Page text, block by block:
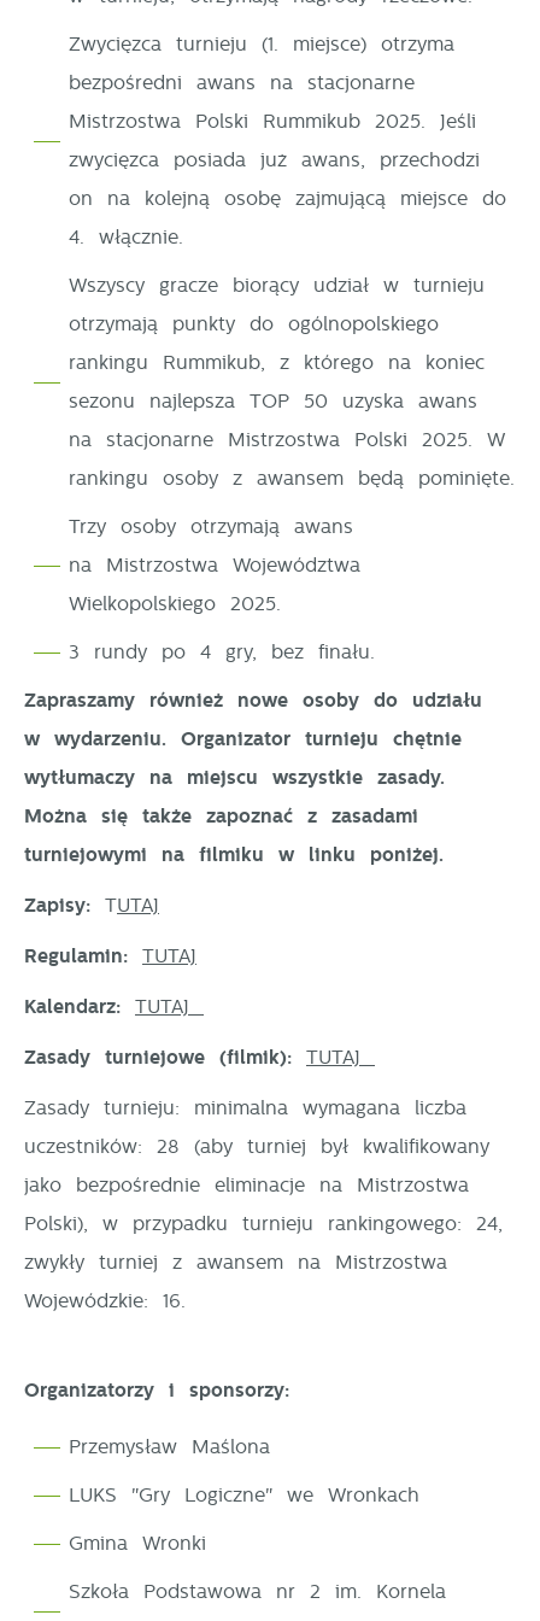
Zwycięzca turnieju (1. miejsce) otrzyma
bezpośredni awans na stacjonarne
Mistrzostwa Polski Rummikub 2025. Jeśli
zwycięzca posiada już awans, przechodzi
on na kolejną osobę zajmującą miejsce do
4. włącznie.
Wszyscy gracze biorący udział w turnieju
otrzymają punkty do ogólnopolskiego
rankingu Rummikub, z którego na koniec
sezonu najlepsza TOP 50 uzyska awans
na stacjonarne Mistrzostwa Polski 2025. W
rankingu osoby z awansem będą pominięte.
Trzy osoby otrzymają awans
na Mistrzostwa Województwa
Wielkopolskiego 2025.
3 rundy po 4 gry, bez finału.
Zapraszamy również nowe osoby do udziału
w wydarzeniu. Organizator turnieju chętnie
wytłumaczy na miejscu wszystkie zasady.
Można się także zapoznać z zasadami
turniejowymi na filmiku w linku poniżej.
Zapisy: TUTAJ
Regulamin: TUTAJ
Kalendarz: TUTAJ
Zasady turniejowe (filmik): TUTAJ
Zasady turnieju: minimalna wymagana liczba
uczestników: 28 (aby turniej był kwalifikowany
jako bezpośrednie eliminacje na Mistrzostwa
Polski), w przypadku turnieju rankingowego: 24,
zwykły turniej z awansem na Mistrzostwa
Wojewódzkie: 16.
Organizatorzy i sponsorzy:
Przemysław Maślona
LUKS "Gry Logiczne" we Wronkach
Gmina Wronki
Szkoła Podstawowa nr 2 im. Kornela